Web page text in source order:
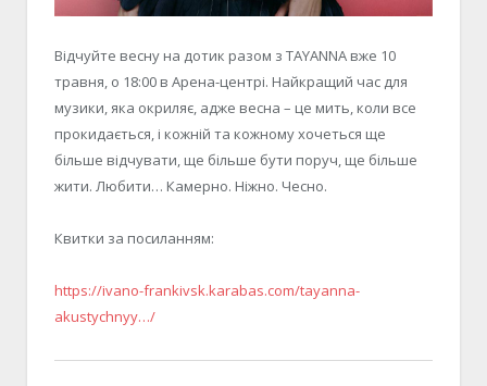
Відчуйте весну на дотик разом з TAYANNA вже 10
травня, о 18:00 в Арена-центрі. Найкращий час для
музики, яка окриляє, адже весна – це мить, коли все
прокидається, і кожній та кожному хочеться ще
більше відчувати, ще більше бути поруч, ще більше
жити. Любити… Камерно. Ніжно. Чесно.
Квитки за посиланням:
https://ivano-frankivsk.karabas.com/tayanna-
akustychnyy…/